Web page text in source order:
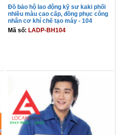
Đồ bảo hộ lao động kỹ sư kaki phối
nhiều màu cao cấp, đồng phục công
nhân cơ khí chế tạo máy - 104
Mã số: LADP-BH104